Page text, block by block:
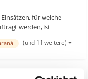
für welche
werden, ist
Art erledigte
SRL in der Provinz
(und 11 weitere)